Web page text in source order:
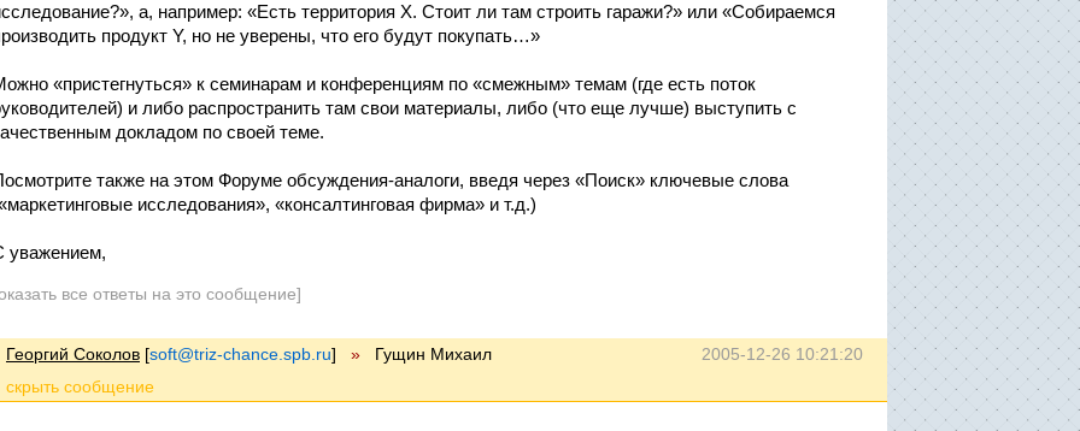
а, например: «Есть территория Х. Стоит ли там строить гаражи?» или «Собираемся
продукт Y, но не уверены, что его будут покупать…»
«пристегнуться» к семинарам и конференциям по «смежным» темам (где есть поток
и либо распространить там свои материалы, либо (что еще лучше) выступить с
докладом по своей теме.
также на этом Форуме обсуждения-аналоги, введя через «Поиск» ключевые слова
исследования», «консалтинговая фирма» и т.д.)
уважением,
все ответы на это сообщение]
2005-12-26 10:21:20
Георгий Соколов [soft@triz-chance.spb.ru] » Гущин Михаил